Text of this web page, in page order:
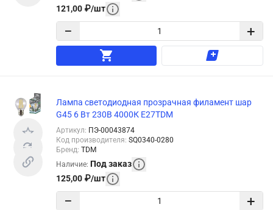
121,00 ₽/шт
− +
Лампа светодиодная прозрачная филамент шар
G45 6 Вт 230В 4000К E27TDM
Артикул: ПЭ-00043874
Код производителя: SQ0340-0280
Бренд: TDM
Наличие: Под заказ
125,00 ₽/шт
− +